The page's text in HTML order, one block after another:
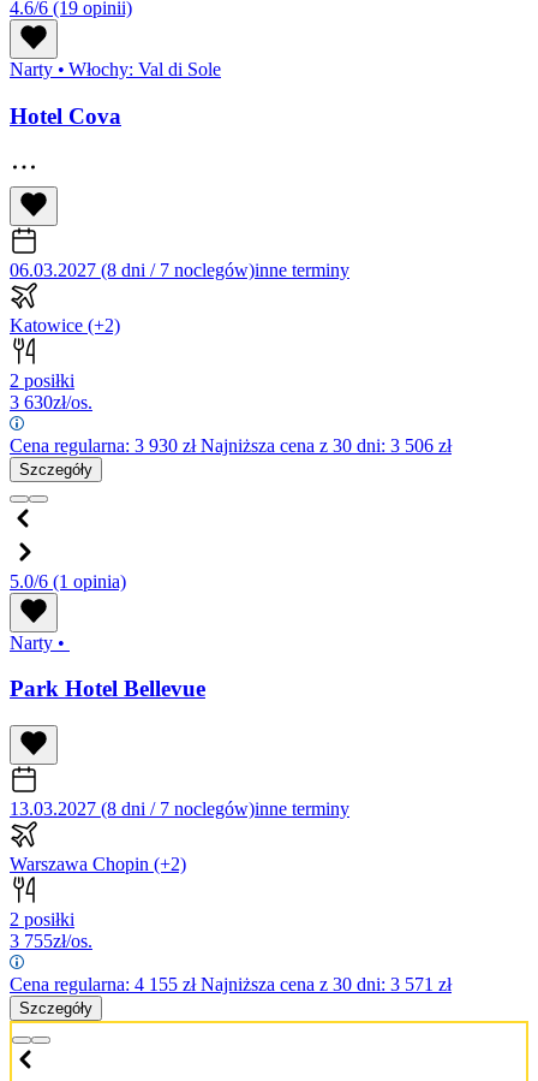
4.6/6 (19 opinii)
Narty • Włochy: Val di Sole
Hotel Cova
06.03.2027 (8 dni / 7 noclegów)inne terminy
Katowice (+2)
2 posiłki
3 630zł/os.
Cena regularna: 3 930 złNajniższa cena z 30 dni: 3 506 zł
Szczegóły
5.0/6 (1 opinia)
Narty •
Park Hotel Bellevue
13.03.2027 (8 dni / 7 noclegów)inne terminy
Warszawa Chopin (+2)
2 posiłki
3 755zł/os.
Cena regularna: 4 155 złNajniższa cena z 30 dni: 3 571 zł
Szczegóły